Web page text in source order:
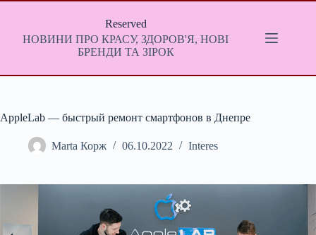
Перейти
Reserved
НОВИНИ ПРО КРАСУ, ЗДОРОВ'Я, НОВІ
БРЕНДИ ТА ЗІРОК
AppleLab — быстрый ремонт смартфонов в Днепре
Мarta Корж 06.10.2022 Interes